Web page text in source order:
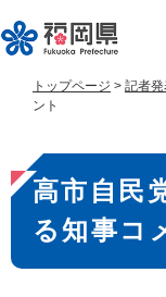
ー
ジ
す
。
ニ
ュ
し
て
へ
トップページ > 記者
ント
本
文
高市自民
る知事コ